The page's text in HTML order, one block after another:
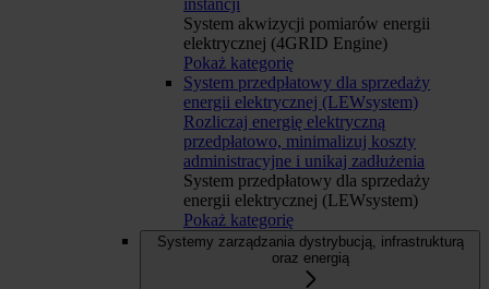
instancji
System akwizycji pomiarów energii
elektrycznej (4GRID Engine)
Pokaż kategorię
System przedpłatowy dla sprzedaży
energii elektrycznej (LEWsystem)
Rozliczaj energię elektryczną
przedpłatowo, minimalizuj koszty
administracyjne i unikaj zadłużenia
System przedpłatowy dla sprzedaży
energii elektrycznej (LEWsystem)
Pokaż kategorię
Systemy zarządzania dystrybucją, infrastrukturą
oraz energią